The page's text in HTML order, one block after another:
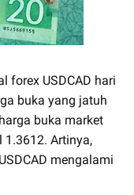
forex USDCAD hari
buka yang jatuh
buka market
1.3612. Artinya,
mengalami